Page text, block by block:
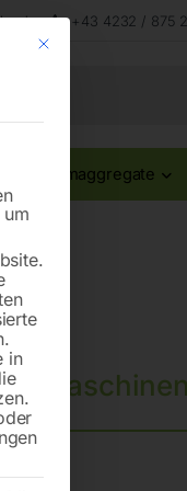
+43 4232 / 875
Stromaggregate
Mit diesem Button wird
in